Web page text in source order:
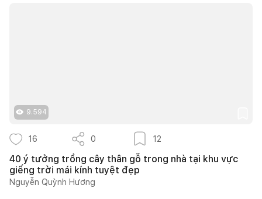
9.594
16 0 12
40 ý tưởng trồng cây thân gỗ trong nhà tại khu vực
giếng trời mái kính tuyệt đẹp
Nguyễn Quỳnh Hương